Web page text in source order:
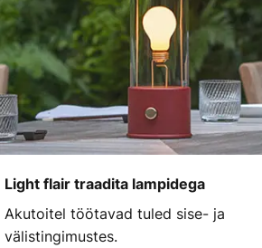
Light flair traadita lampidega
Akutoitel töötavad tuled sise- ja
välistingimustes.